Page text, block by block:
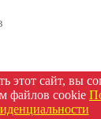
этот сайт, вы
файлов cookie